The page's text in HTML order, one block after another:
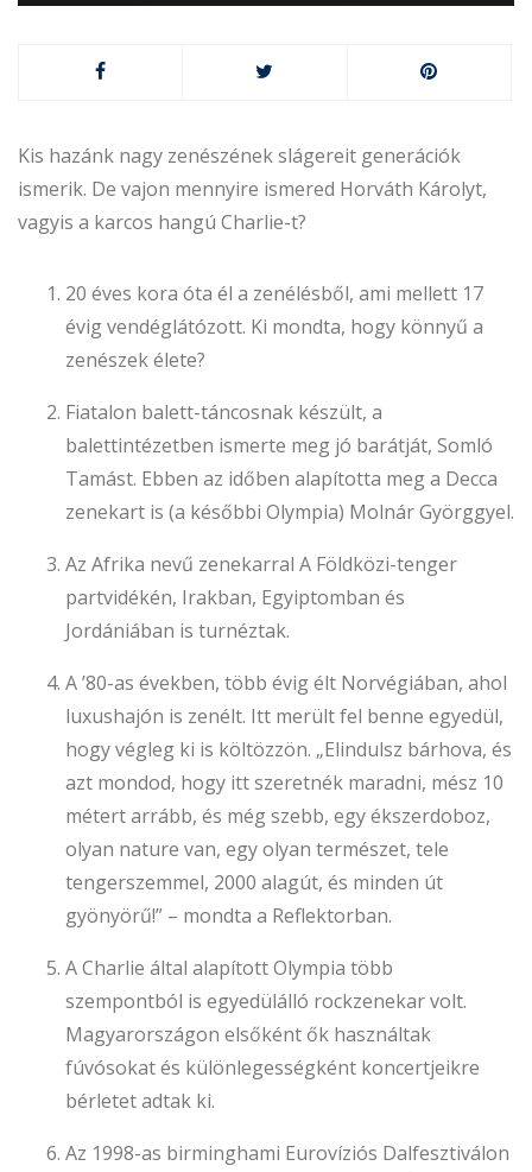
Kis hazánk nagy zenészének slágereit generációk
ismerik. De vajon mennyire ismered Horváth Károlyt,
vagyis a karcos hangú Charlie-t?
20 éves kora óta él a zenélésből, ami mellett 17
évig vendéglátózott. Ki mondta, hogy könnyű a
zenészek élete?
Fiatalon balett-táncosnak készült, a
balettintézetben ismerte meg jó barátját, Somló
Tamást. Ebben az időben alapította meg a Decca
zenekart is (a későbbi Olympia) Molnár Györggyel.
Az Afrika nevű zenekarral A Földközi-tenger
partvidékén, Irakban, Egyiptomban és
Jordániában is turnéztak.
A ’80-as években, több évig élt Norvégiában, ahol
luxushajón is zenélt. Itt merült fel benne egyedül,
hogy végleg ki is költözzön. „Elindulsz bárhova, és
azt mondod, hogy itt szeretnék maradni, mész 10
métert arrább, és még szebb, egy ékszerdoboz,
olyan nature van, egy olyan természet, tele
tengerszemmel, 2000 alagút, és minden út
gyönyörű!” – mondta a Reflektorban.
A Charlie által alapított Olympia több
szempontból is egyedülálló rockzenekar volt.
Magyarországon elsőként ők használtak
fúvósokat és különlegességként koncertjeikre
bérletet adtak ki.
Az 1998-as birminghami Eurovíziós Dalfesztiválon